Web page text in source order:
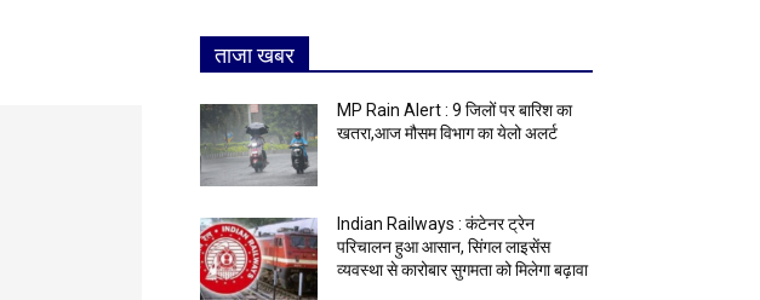
ताजा खबर
MP Rain Alert : 9 जिलों पर बारिश का
खतरा,आज मौसम विभाग का येलो अलर्ट
Indian Railways : कंटेनर ट्रेन
परिचालन हुआ आसान, सिंगल लाइसेंस
व्यवस्था से कारोबार सुगमता को मिलेगा बढ़ावा